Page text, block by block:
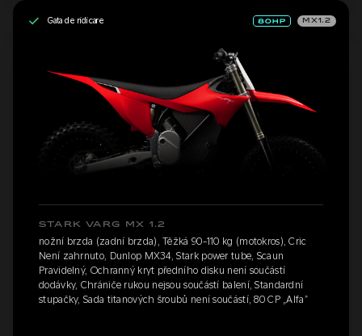
Gata de ridicare MX1.2
STARK VARG MX 1.2
nožní brzda (zadní brzda), Těžká 90-110 kg (motokros), Cric
Není zahrnuto, Dunlop MX34, Stark power tube, Scaun
Pravidelný, Ochranný kryt předního disku není součástí
dodávky, Chrániče rukou nejsou součástí balení, Standardní
stupačky, Sada titanových šroubů není součástí, 80 CP „Alfa”